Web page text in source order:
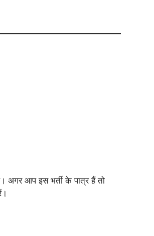
अगर आप इस भर्ती के पात्र हैं तो